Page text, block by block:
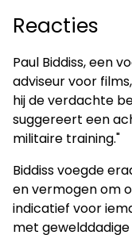
Reacties
Paul Biddiss, een
adviseur voor
hij de verdachte
suggereert een
militaire training."​
Biddiss voegde
en vermogen om
indicatief voor
met